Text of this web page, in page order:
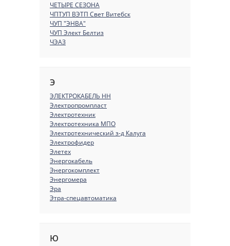
ЧЕТЫРЕ СЕЗОНА
ЧПТУП ВЭТП Свет Витебск
ЧУП "ЭНВА"
ЧУП Элект Белтиз
ЧЭАЗ
Э
ЭЛЕКТРОКАБЕЛЬ НН
Электропромпласт
Электротехник
Электротехника МПО
Электротехнический з-д Калуга
Электрофидер
Элетех
Энергокабель
Энергокомплект
Энергомера
Эра
Этра-спецавтоматика
Ю